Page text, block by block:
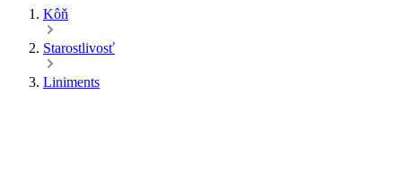
Kôň
Starostlivosť
Liniments